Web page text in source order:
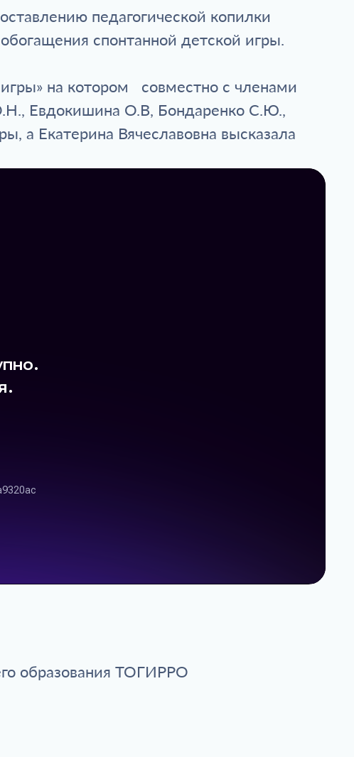
педагогической копилки
спонтанной детской игры.
на котором совместно с членами
Евдокишина О.В, Бондаренко С.Ю.,
а Екатерина Вячеславовна высказала
образования ТОГИРРО